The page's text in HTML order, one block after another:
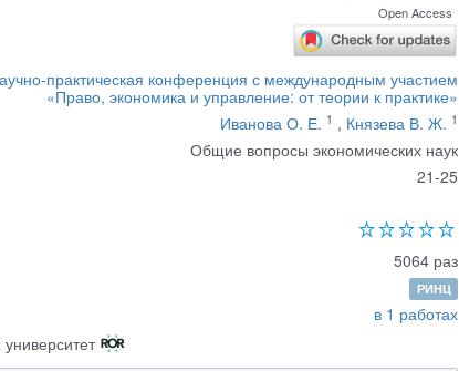
Open Access
практическая конференция с международным участием
«Право, экономика и управление: от теории к практике»
Иванова О. Е. 1 , Князева В. Ж. 1
Общие вопросы экономических наук
21-25
5064 раз
РИНЦ
в 1 работах